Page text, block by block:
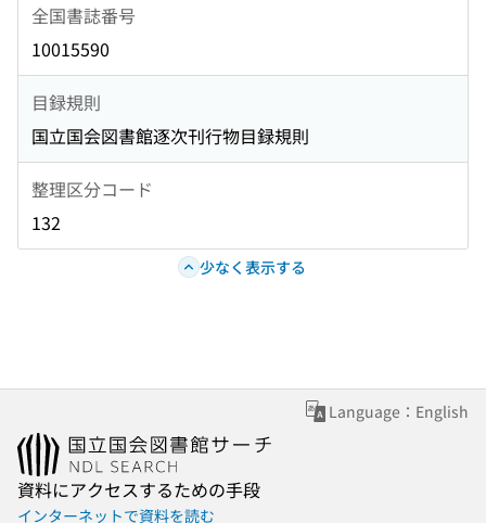
全国書誌番号
10015590
目録規則
国立国会図書館逐次刊行物目録規則
整理区分コード
132
少なく表示する
Language：English
資料にアクセスするための手段
インターネットで資料を読む